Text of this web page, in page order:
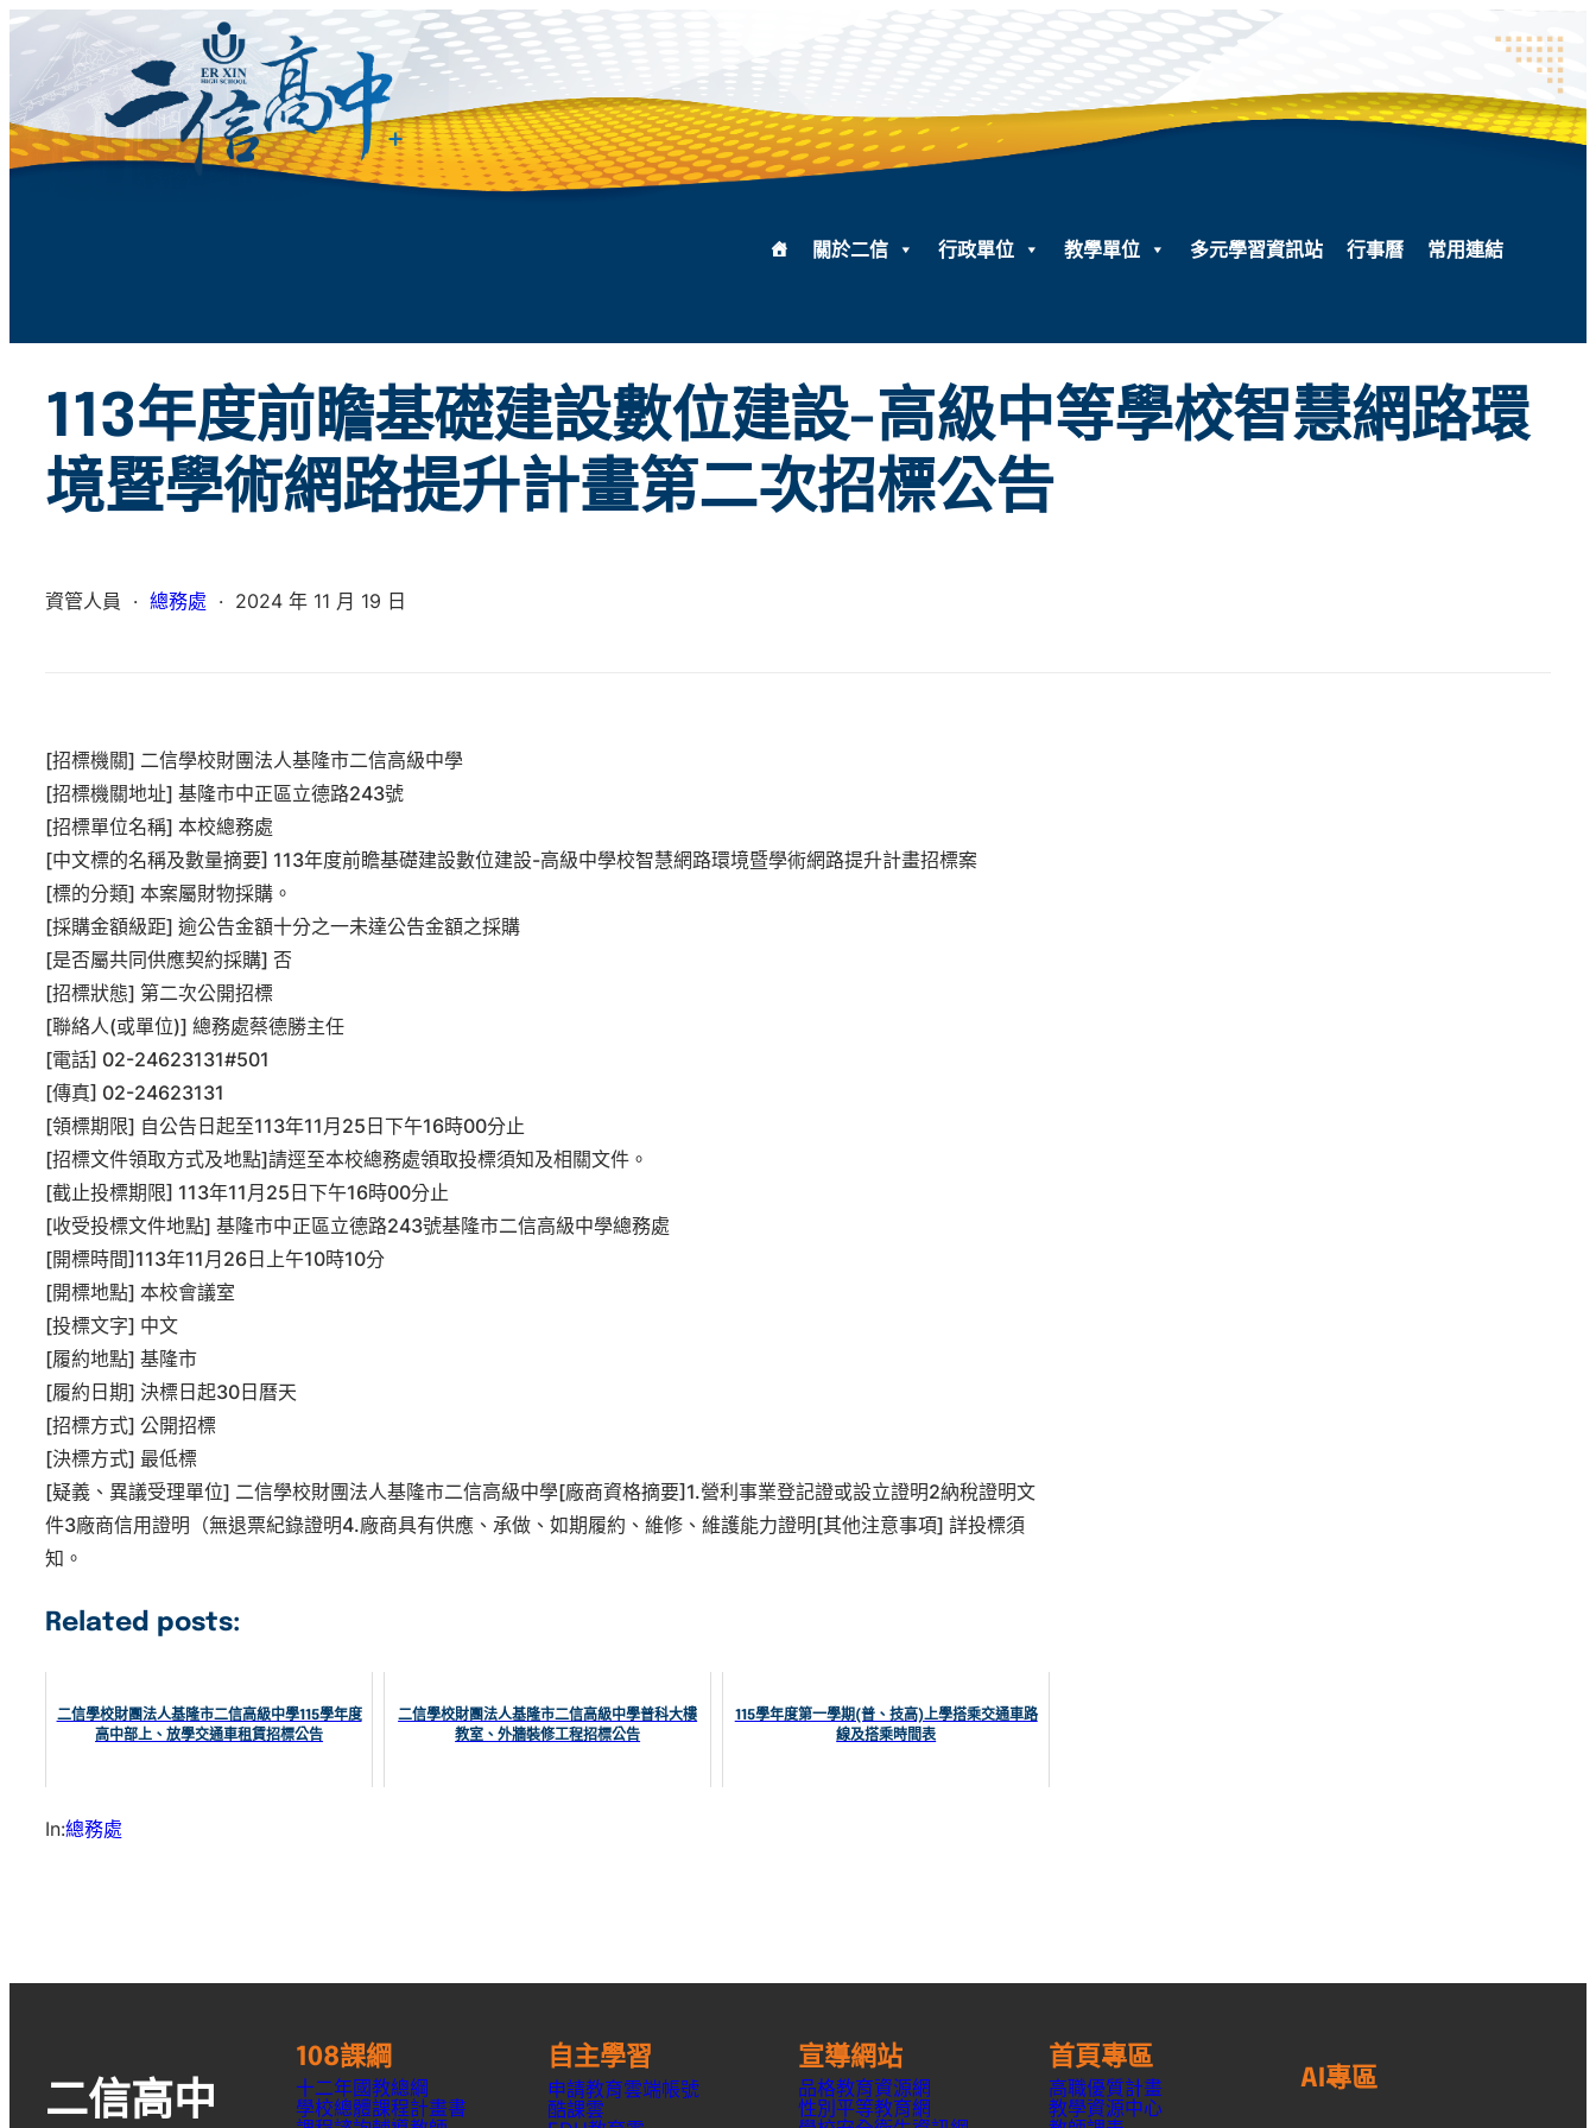
跳
要
內
關於二信 行政單位 教學單位 多元學習資訊站 行事曆 常用連結
113年度前瞻基礎建設數位建設-高級中等學校智慧網路環
境暨學術網路提升計畫第二次招標公告
資管人員 · 總務處 · 2024 年 11 月 19 日
[招標機關] 二信學校財團法人基隆市二信高級中學
[招標機關地址] 基隆市中正區立德路243號
[招標單位名稱] 本校總務處
[中文標的名稱及數量摘要] 113年度前瞻基礎建設數位建設-高級中學校智慧網路環境暨學術網路提升計畫招標案
[標的分類] 本案屬財物採購。
[採購金額級距] 逾公告金額十分之一未達公告金額之採購
[是否屬共同供應契約採購] 否
[招標狀態] 第二次公開招標
[聯絡人(或單位)] 總務處蔡德勝主任
[電話] 02-24623131#501
[傳真] 02-24623131
[領標期限] 自公告日起至113年11月25日下午16時00分止
[招標文件領取方式及地點]請逕至本校總務處領取投標須知及相關文件。
[截止投標期限] 113年11月25日下午16時00分止
[收受投標文件地點] 基隆市中正區立德路243號基隆市二信高級中學總務處
[開標時間]113年11月26日上午10時10分
[開標地點] 本校會議室
[投標文字] 中文
[履約地點] 基隆市
[履約日期] 決標日起30日曆天
[招標方式] 公開招標
[決標方式] 最低標
[疑義、異議受理單位] 二信學校財團法人基隆市二信高級中學[廠商資格摘要]1.營利事業登記證或設立證明2納稅證明文
件3廠商信用證明（無退票紀錄證明4.廠商具有供應、承做、如期履約、維修、維護能力證明[其他注意事項] 詳投標須
知。
Related posts:
二信學校財團法人基隆市二信高級中學115學年度
高中部上、放學交通車租賃招標公告
二信學校財團法人基隆市二信高級中學普科大樓
教室、外牆裝修工程招標公告
115學年度第一學期(普、技高)上學搭乘交通車路
線及搭乘時間表
In:總務處
二信高中
108課綱
十二年國教總綱
學校總體課程計畫書
自主學習
申請教育雲端帳號
酷課雲
宣導網站
品格教育資源網
性別平等教育網
首頁專區
高職優質計畫
教學資源中心
AI專區